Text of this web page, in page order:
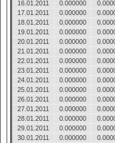
16.01.2011
0.000000
17.01.2011
0.000000
18.01.2011
0.000000
19.01.2011
0.000000
20.01.2011
0.000000
21.01.2011
0.000000
22.01.2011
0.000000
23.01.2011
0.000000
24.01.2011
0.000000
25.01.2011
0.000000
26.01.2011
0.000000
27.01.2011
0.000000
28.01.2011
0.000000
29.01.2011
0.000000
30.01.2011
0.000000